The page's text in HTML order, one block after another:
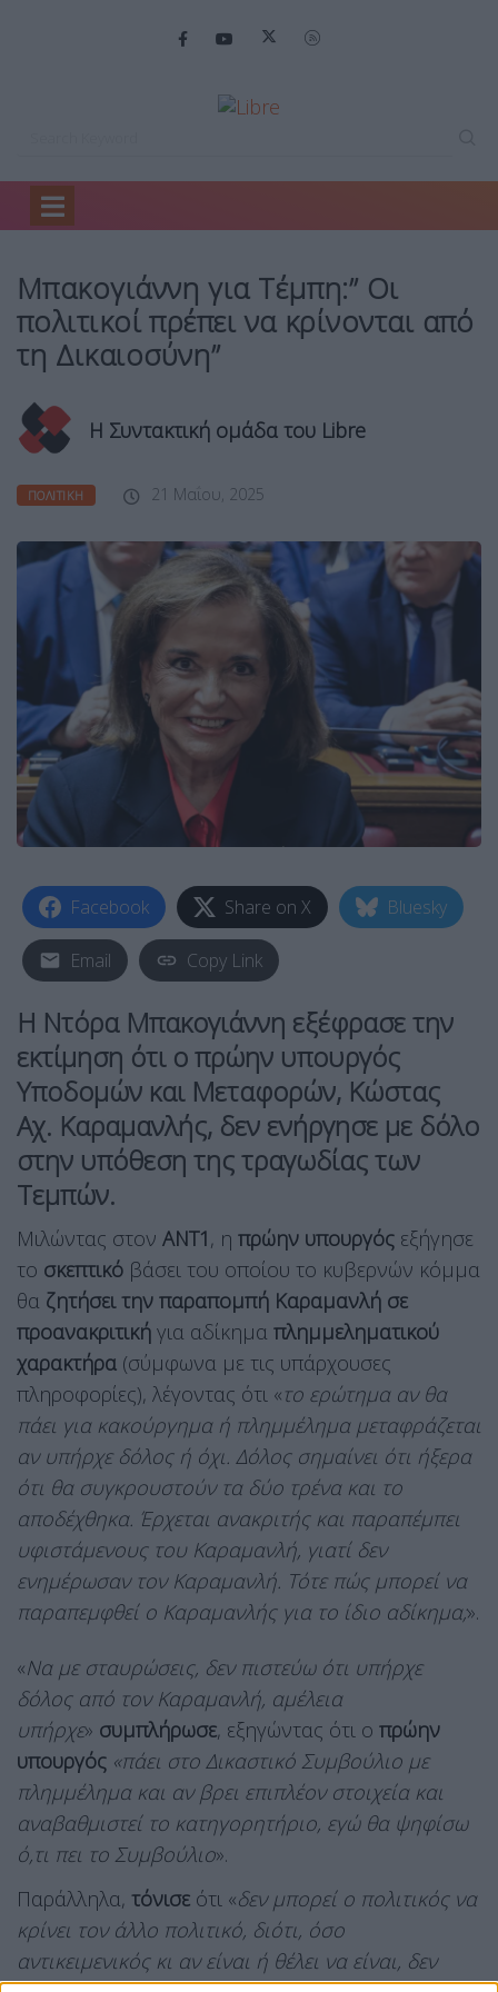
Home
Μπακογιάννη για Τέμπη:” Οι
πολιτικοί πρέπει να κρίνονται από
τη Δικαιοσύνη”
Η Συντακτική ομάδα του Libre
ΠΟΛΙΤΙΚΉ 21 Μαΐου, 2025
Facebook Share on X Bluesky
Email Copy Link
Η Ντόρα Μπακογιάννη εξέφρασε την
εκτίμηση ότι ο πρώην υπουργός
Υποδομών και Μεταφορών, Κώστας
Αχ. Καραμανλής, δεν ενήργησε με δόλο
στην υπόθεση της τραγωδίας των
Τεμπών.
Μιλώντας στον ΑΝΤ1, η πρώην υπουργός εξήγησε
το σκεπτικό βάσει του οποίου το κυβερνών κόμμα
θα ζητήσει την παραπομπή Καραμανλή σε
προανακριτική για αδίκημα πλημμεληματικού
χαρακτήρα (σύμφωνα με τις υπάρχουσες
πληροφορίες), λέγοντας ότι «το ερώτημα αν θα
πάει για κακούργημα ή πλημμέλημα μεταφράζεται
αν υπήρχε δόλος ή όχι. Δόλος σημαίνει ότι ήξερα
ότι θα συγκρουστούν τα δύο τρένα και το
αποδέχθηκα. Έρχεται ανακριτής και παραπέμπει
υφιστάμενους του Καραμανλή, γιατί δεν
ενημέρωσαν τον Καραμανλή. Τότε πώς μπορεί να
παραπεμφθεί ο Καραμανλής για το ίδιο αδίκημα;».
«Να με σταυρώσεις, δεν πιστεύω ότι υπήρχε
δόλος από τον Καραμανλή, αμέλεια
υπήρχε» συμπλήρωσε, εξηγώντας ότι ο πρώην
υπουργός «πάει στο Δικαστικό Συμβούλιο με
πλημμέλημα και αν βρει επιπλέον στοιχεία και
αναβαθμιστεί το κατηγορητήριο, εγώ θα ψηφίσω
ό,τι πει το Συμβούλιο».
Παράλληλα, τόνισε ότι «δεν μπορεί ο πολιτικός να
κρίνει τον άλλο πολιτικό, διότι, όσο
αντικειμενικός κι αν είναι ή θέλει να είναι, δεν